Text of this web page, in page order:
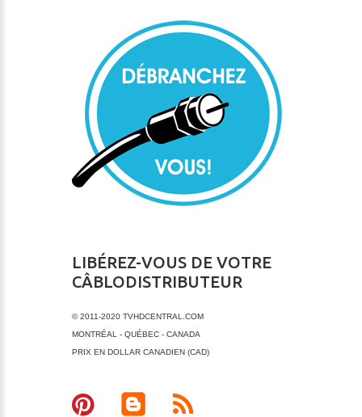
LIBÉREZ-VOUS DE VOTRE
CÂBLODISTRIBUTEUR
© 2011-2020 TVHDCENTRAL.COM
MONTRÉAL - QUÉBEC - CANADA
PRIX EN DOLLAR CANADIEN (CAD)